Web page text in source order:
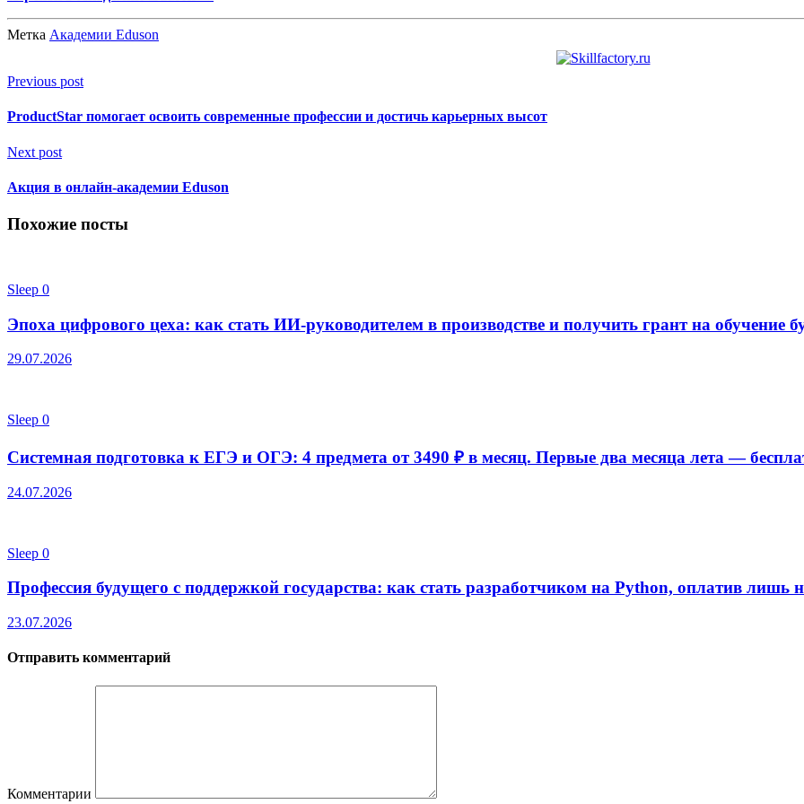
Метка Академии Eduson
Previous post
ProductStar помогает освоить современные профессии и достичь карьерных высот
Next post
Акция в онлайн-академии Eduson
Похожие посты
Sleep 0
Эпоха цифрового цеха: как стать ИИ-руководителем в производстве и получить грант на обучение
29.07.2026
Sleep 0
Системная подготовка к ЕГЭ и ОГЭ: 4 предмета от 3490 ₽ в месяц. Первые два месяца лета —
24.07.2026
Sleep 0
Профессия будущего с поддержкой государства: как стать разработчиком на Python, оплатив лишь
23.07.2026
Отправить комментарий
Комментарии